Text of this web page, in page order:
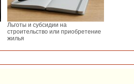
Льготы и субсидии на
строительство или приобретение
жилья